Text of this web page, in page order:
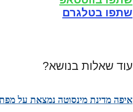
שתפו בטלגרם
עוד שאלות בנושא?
איפה מדינת מינסוטה נמצאת על